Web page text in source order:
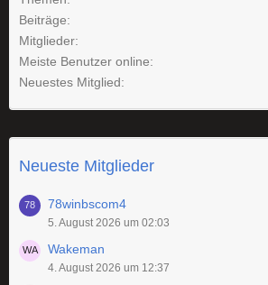
Beiträge
Mitglieder
Meiste Benutzer online
Neuestes Mitglied
Neueste Mitglieder
78winbscom4
5. August 2026 um 02:03
Wakeman
4. August 2026 um 12:37